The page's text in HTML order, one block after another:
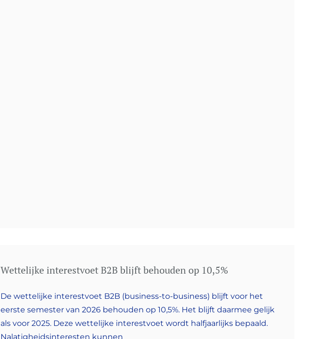
Wettelijke interestvoet B2B blijft behouden op 10,5%
De wettelijke interestvoet B2B (business-to-business) blijft voor het
eerste semester van 2026 behouden op 10,5%. Het blijft daarmee gelijk
als voor 2025. Deze wettelijke interestvoet wordt halfjaarlijks bepaald.
Nalatigheidsinteresten kunnen